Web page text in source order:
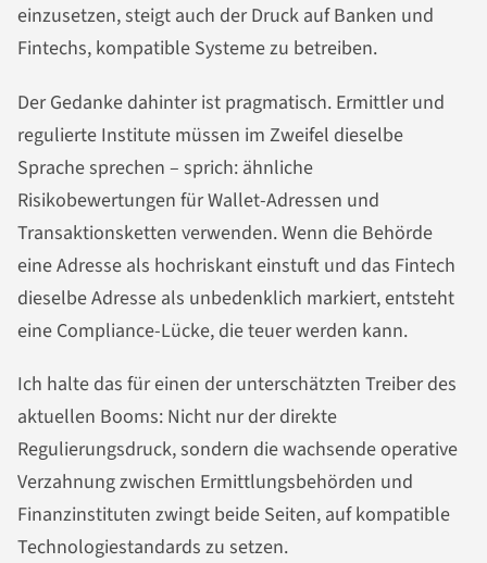
einzusetzen, steigt auch der Druck auf Banken und
Fintechs, kompatible Systeme zu betreiben.
Der Gedanke dahinter ist pragmatisch. Ermittler und
regulierte Institute müssen im Zweifel dieselbe
Sprache sprechen – sprich: ähnliche
Risikobewertungen für Wallet-Adressen und
Transaktionsketten verwenden. Wenn die Behörde
eine Adresse als hochriskant einstuft und das Fintech
dieselbe Adresse als unbedenklich markiert, entsteht
eine Compliance-Lücke, die teuer werden kann.
Ich halte das für einen der unterschätzten Treiber des
aktuellen Booms: Nicht nur der direkte
Regulierungsdruck, sondern die wachsende operative
Verzahnung zwischen Ermittlungsbehörden und
Finanzinstituten zwingt beide Seiten, auf kompatible
Technologiestandards zu setzen.